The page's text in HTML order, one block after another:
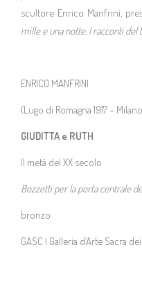
Iniziative & Eventi
News
Archivio Percorsi Tematici
scultore Enrico Manfrini,
mille e una notte. I racconti del
ENRICO MANFRINI
(Lugo di Romagna 1917 –
GIUDITTA e RUTH
II metà del XX secolo
Bozzetti per la porta centrale
bronzo
GASC | Galleria d’Arte Sacra